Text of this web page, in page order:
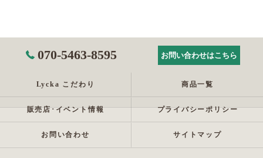
070-5463-8595 お問い合わせはこちら
Lycka こだわり 商品一覧
販売店･イベント情報 プライバシーポリシー
お問い合わせ サイトマップ